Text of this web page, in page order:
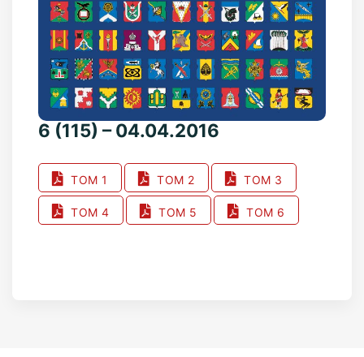
6 (115) – 04.04.2016
ТОМ 1 ТОМ 2 ТОМ 3
ТОМ 4 ТОМ 5 ТОМ 6